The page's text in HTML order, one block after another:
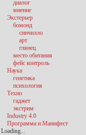
диалог
мнение
Экстерьер
бомонд
синчилло
арт
глянец
место обитания
фейс контроль
Наука
генетика
психология
Техно
гаджет
экстрим
Industry 4.0
Программа и Манифест
Loading...